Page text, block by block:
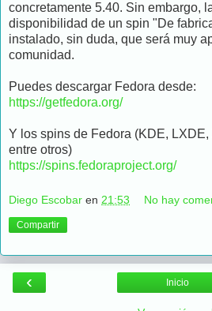
concretamente 5.40. Sin embargo,
disponibilidad de un spin "De
instalado, sin duda, que será muy
comunidad.
Puedes descargar Fedora desde:
https://getfedora.org/
Y los spins de Fedora (KDE,
entre otros)
https://spins.fedoraproject.org/
Diego Escobar en 21:53 No hay
Compartir
‹ Inicio